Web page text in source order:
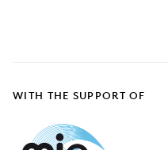
WITH THE SUPPORT OF